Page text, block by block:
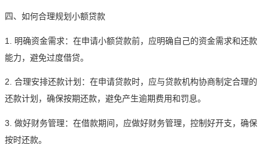
四、如何合理规划小额贷款
1. 明确资金需求：在申请小额贷款前，应明确自己的资金需求和还款
能力，避免过度借贷。
2. 合理安排还款计划：在申请贷款时，应与贷款机构协商制定合理的
还款计划，确保按期还款，避免产生逾期费用和罚息。
3. 做好财务管理：在借款期间，应做好财务管理，控制好开支，确保
按时还款。